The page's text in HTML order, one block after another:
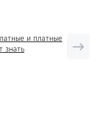
и платные
знать